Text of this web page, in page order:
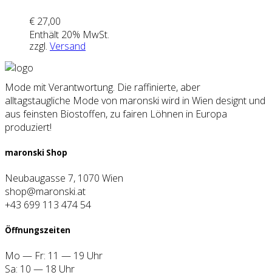
€ 27,00
Enthält 20% MwSt.
zzgl. Versand
Mode mit Verantwortung. Die raffinierte, aber
alltagstaugliche Mode von maronski wird in Wien designt und
aus feinsten Biostoffen, zu fairen Löhnen in Europa
produziert!
maron­ski Shop
Neubaugasse 7, 1070 Wien
shop@maronski.at
+43 699 113 474 54
Öff­nungs­zei­ten
Mo — Fr: 11 — 19 Uhr
Sa: 10 — 18 Uhr